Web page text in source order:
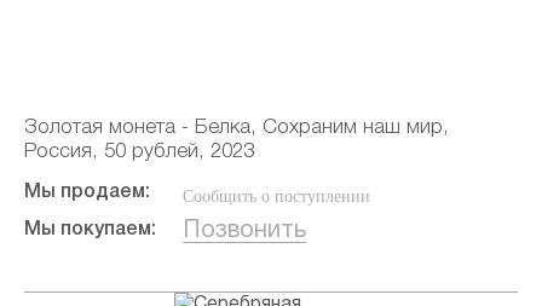
Золотая монета - Белка, Сохраним наш мир,
Россия, 50 рублей, 2023
Мы продаем: Сообщить о поступлении
Мы покупаем: Позвонить